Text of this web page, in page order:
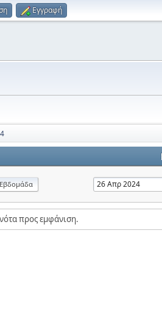
Εγγραφή
Εβδομάδα
προς εμφάνιση.